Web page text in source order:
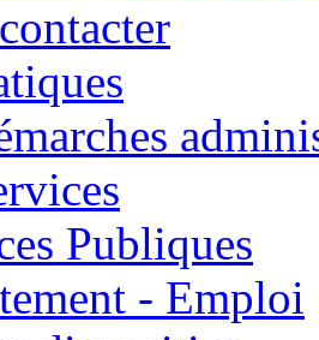
Publiques
- Emploi